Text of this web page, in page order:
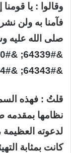
وقالوا : يا
فآمنا به ولن
&#64343; &#64344;) [الجن:1]» .
قلتُ : فهذه
نظامها بمقدمه
لدعوته
كانت بمثابة